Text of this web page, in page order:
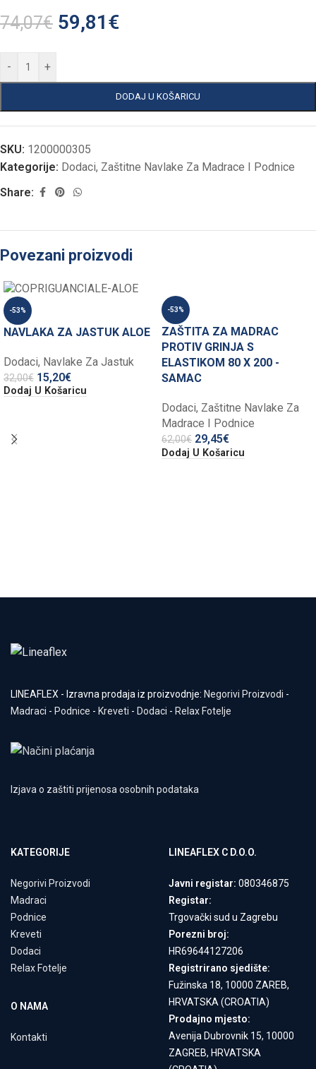
74,07€ 59,81€
- +
DODAJ U KOŠARICU
SKU: 1200000305
Kategorije: Dodaci, Zaštitne Navlake Za Madrace I Podnice
Share:
Povezani proizvodi
-53%
NAVLAKA ZA JASTUK ALOE
Dodaci, Navlake Za Jastuk
32,00€ 15,20€
Dodaj U Košaricu
-53%
ZAŠTITA ZA MADRAC
PROTIV GRINJA S
ELASTIKOM 80 X 200 -
SAMAC
Dodaci, Zaštitne Navlake Za
Madrace I Podnice
62,00€ 29,45€
Dodaj U Košaricu
LINEAFLEX - Izravna prodaja iz proizvodnje: Negorivi Proizvodi -
Madraci - Podnice - Kreveti - Dodaci - Relax Fotelje
Izjava o zaštiti prijenosa osobnih podataka
KATEGORIJE
Negorivi Proizvodi
Madraci
Podnice
Kreveti
Dodaci
Relax Fotelje
O NAMA
Kontakti
LINEAFLEX C D.O.O.
Javni registar: 080346875
Registar:
Trgovački sud u Zagrebu
Porezni broj:
HR69644127206
Registrirano sjedište:
Fužinska 18, 10000 ZAREB,
HRVATSKA (CROATIA)
Prodajno mjesto:
Avenija Dubrovnik 15, 10000
ZAGREB, HRVATSKA